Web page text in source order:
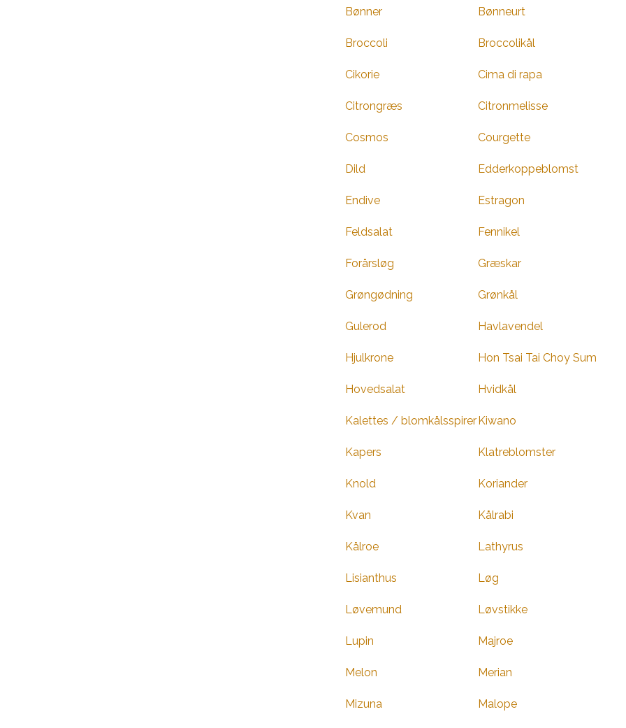
Bønner Bønneurt
Broccoli Broccolikål
Cikorie Cima di rapa
Citrongræs Citronmelisse
Cosmos Courgette
Dild Edderkoppeblomst
Endive Estragon
Feldsalat Fennikel
Forårsløg Græskar
Grøngødning Grønkål
Gulerod Havlavendel
Hjulkrone Hon Tsai Tai Choy Sum
Hovedsalat Hvidkål
Kalettes / blomkålsspirer Kiwano
Kapers Klatreblomster
Knold Koriander
Kvan Kålrabi
Kålroe Lathyrus
Lisianthus Løg
Løvemund Løvstikke
Lupin Majroe
Melon Merian
Mizuna Malope